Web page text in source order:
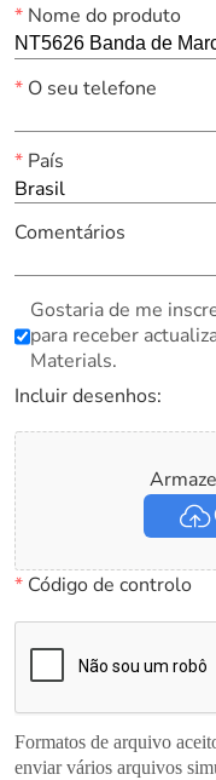
*Nome do produto
*O seu telefone
*País
Brasil
Comentários
Gostaria de me
para receber
Materials.
Incluir desenhos:
*Código de controlo
Formatos de arquivo
enviar vários arquivos